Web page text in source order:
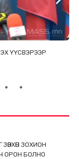
ҮҮСВЭРЭЭР
ЗОХИОН
ОРОН БОЛНО